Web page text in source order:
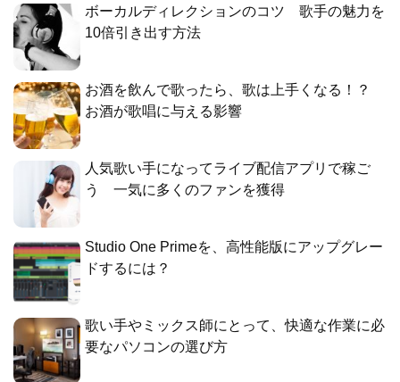
ボーカルディレクションのコツ 歌手の魅力を
10倍引き出す方法
お酒を飲んで歌ったら、歌は上手くなる！？
お酒が歌唱に与える影響
人気歌い手になってライブ配信アプリで稼ご
う 一気に多くのファンを獲得
Studio One Primeを、高性能版にアップグレー
ドするには？
歌い手やミックス師にとって、快適な作業に必
要なパソコンの選び方